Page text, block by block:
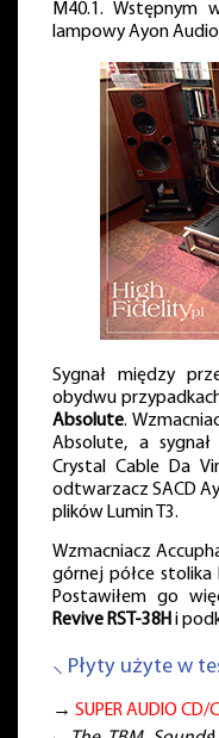
M40.1. Wstępnym
lampowy Ayon Audio
Sygnał między
obydwu
Absolute.
Absolute, a
Crystal Cable Da
odtwarzacz SACD
plików Lumin T3.
Wzmacniacz
górnej półce
Postawiłem go
Revive RST-38Hi
⸜ Płyty użyte w
→ SUPER AUDIO CD/